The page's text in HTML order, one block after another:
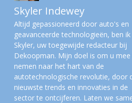
Skyler Indewey
Altijd gepassioneerd door auto's en
geavanceerde technologieën, ben ik
Skyler, uw toegewijde redacteur bij
Dekoopman. Mijn doel is om u mee
nemen naar het hart van de
autotechnologische revolutie, door
nieuwste trends en innovaties in de
sector te ontcijferen. Laten we